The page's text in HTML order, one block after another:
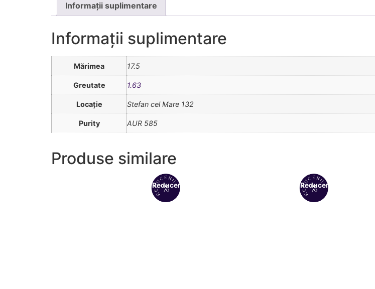
Informații suplimentare
Informații suplimentare
Mărimea 17.5
Greutate 1.63
Locație Stefan cel Mare 132
Purity AUR 585
Produse similare
Reduceri! Reduceri!